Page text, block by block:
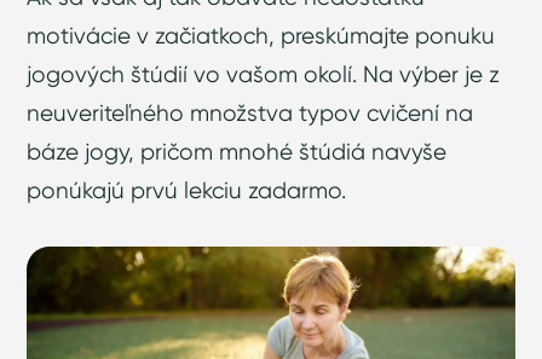
motivácie v začiatkoch, preskúmajte ponuku
jogových štúdií vo vašom okolí. Na výber je z
neuveriteľného množstva typov cvičení na
báze jogy, pričom mnohé štúdiá navyše
ponúkajú prvú lekciu zadarmo.